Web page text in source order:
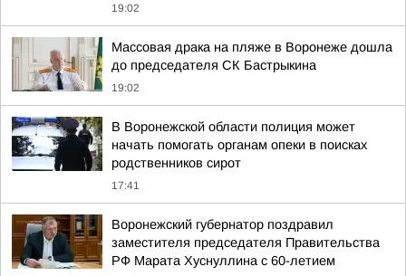
19:02
Массовая драка на пляже в Воронеже дошла
до председателя СК Бастрыкина
19:02
В Воронежской области полиция может
начать помогать органам опеки в поисках
родственников сирот
17:41
Воронежский губернатор поздравил
заместителя председателя Правительства
РФ Марата Хуснуллина с 60-летием